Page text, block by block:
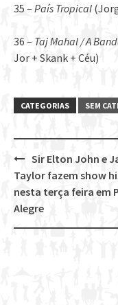
35 – País Tropical
36 – Taj Mahal / A
Jor + Skank + Céu)
CATEGORIAS SEM
Post
navigation
Sir Elton John e
Taylor fazem show
nesta terça feira em
Alegre